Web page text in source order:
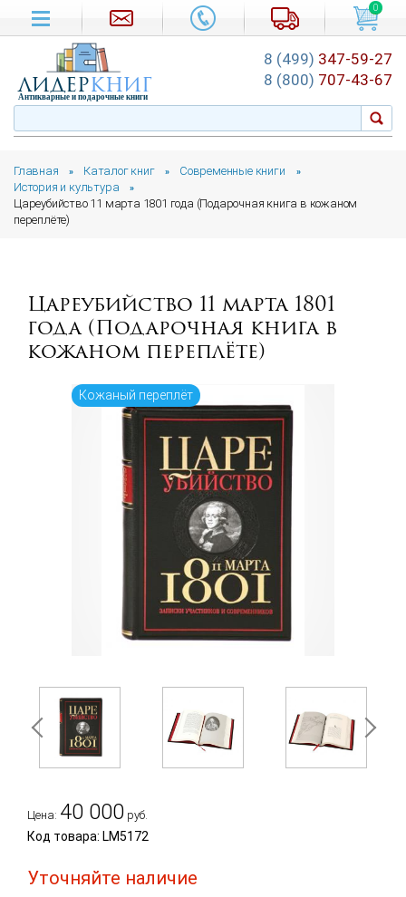
Главная » Каталог книг » Современные книги »
История и культура »
Цареубийство 11 марта 1801 года (Подарочная книга в кожаном
переплёте)
Цареубийство 11 марта 1801
года (Подарочная книга в
кожаном переплёте)
Кожаный переплёт
Цена: 40 000 руб.
Код товара: LM5172
Уточняйте наличие
0
лидеркниг
Антикварные и подарочные книги
8 (499) 347-59-27
8 (800) 707-43-67